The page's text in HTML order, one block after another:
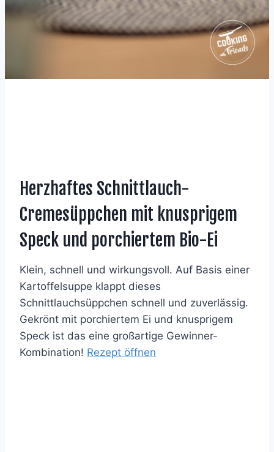
Herzhaftes Schnittlauch-
Cremesüppchen mit knusprigem
Speck und porchiertem Bio-Ei
Klein, schnell und wirkungsvoll. Auf Basis einer
Kartoffelsuppe klappt dieses
Schnittlauchsüppchen schnell und zuverlässig.
Gekrönt mit porchiertem Ei und knusprigem
Speck ist das eine großartige Gewinner-
Kombination! Rezept öffnen